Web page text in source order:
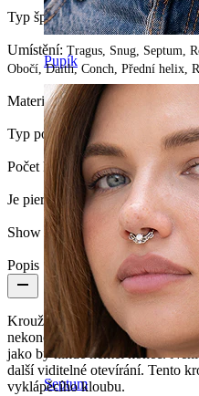
Pupík
Septum
Typ šperku:Sleeper (kroužek),
Umístění: Tragus, Snug, Septum,
Obočí, Daith, Conch, Přední helix,
Materiál:Chirurgická ocel
Typ povlaku: PVD povlak
Počet kusů:
Je piercing potažen vrstvou?:
Show pair option: Ano
Popis
Kroužku, který Vám teď
nekonečný kroužek. Říká se mu
jako by nikde neměl konec.
další viditelné otevírání. Tento
vyklápěcího kloubu.